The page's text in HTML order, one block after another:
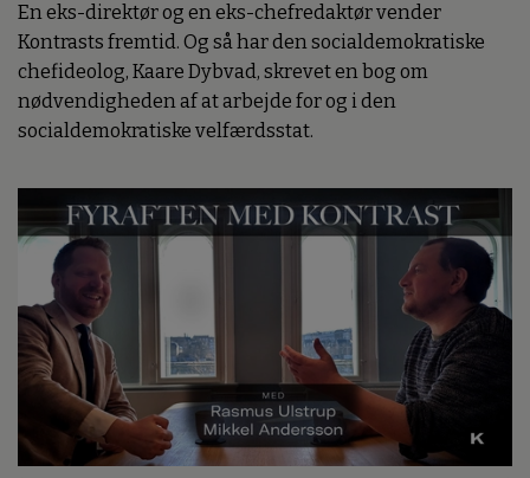
En eks-direktør og en eks-chefredaktør vender
Kontrasts fremtid. Og så har den socialdemokratiske
chefideolog, Kaare Dybvad, skrevet en bog om
nødvendigheden af at arbejde for og i den
socialdemokratiske velfærdsstat.